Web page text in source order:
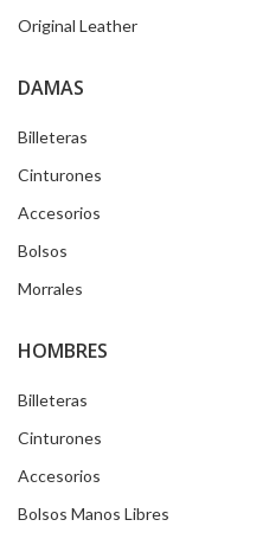
Original Leather
DAMAS
Billeteras
Cinturones
Accesorios
Bolsos
Morrales
HOMBRES
Billeteras
Cinturones
Accesorios
Bolsos Manos Libres